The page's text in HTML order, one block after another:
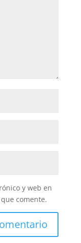
y web en
comente.